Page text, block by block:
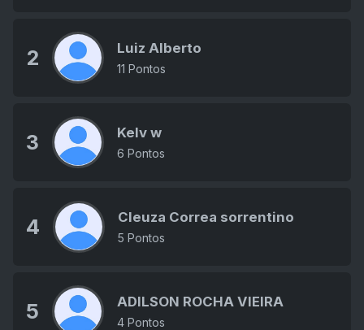
2 Luiz Alberto
11 Pontos
3 Kelv w
6 Pontos
4 Cleuza Correa sorrentino
5 Pontos
5 ADILSON ROCHA VIEIRA
4 Pontos